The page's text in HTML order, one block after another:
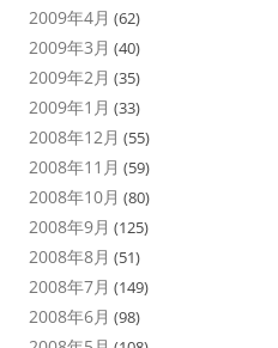
2009年4月 (62)
2009年3月 (40)
2009年2月 (35)
2009年1月 (33)
2008年12月 (55)
2008年11月 (59)
2008年10月 (80)
2008年9月 (125)
2008年8月 (51)
2008年7月 (149)
2008年6月 (98)